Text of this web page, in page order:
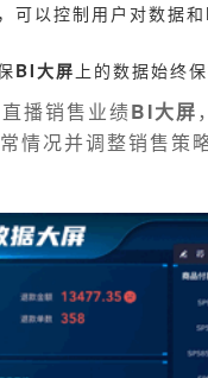
可以控制用户对数据和
BI大屏 上的数据始终
播销售业绩BI大屏
情况并调整销售策